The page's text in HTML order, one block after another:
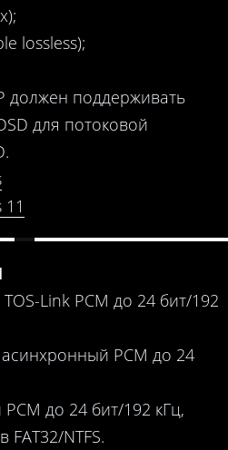
lossless);
должен поддерживать
для потоковой
Link PCM до 24 бит/192
PCM до 24
до 24 бит/192 кГц,
NTFS.